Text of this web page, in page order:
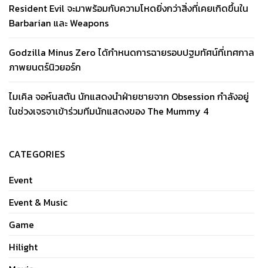
Resident Evil จะมาพร้อมกับความโหดยิ่งกว่าสิ่งที่เคยเกิดขึ้นใน
Barbarian และ Weapons
Godzilla Minus Zero ได้กำหนดการฉายรอบปฐมทัศน์ที่เทศกาล
ภาพยนตร์นิวยอร์ก
ไมเคิล จอห์นสตัน นักแสดงนำฝ่ายชายจาก Obsession กำลังอยู่
ในช่วงเจรจาเข้าร่วมทีมนักแสดงของ The Mummy 4
CATEGORIES
Event
Event & Music
Game
Hilight